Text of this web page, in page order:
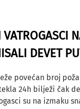
DEVET
povećan broj
24h bilježi čak
su na izmaku